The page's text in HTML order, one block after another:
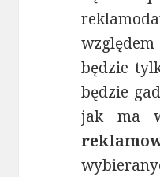
będzie
będzie
jak ma